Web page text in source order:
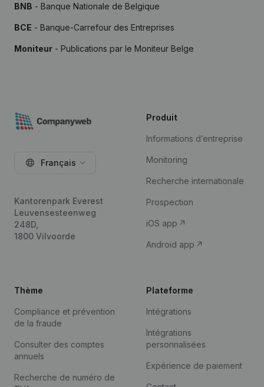
BNB - Banque Nationale de Belgique
BCE - Banque-Carrefour des Entreprises
Moniteur - Publications par le Moniteur Belge
Français
Kantorenpark Everest
Leuvensesteenweg
248D,
1800 Vilvoorde
Produit
Informations d’entreprise
Monitoring
Recherche internationale
Prospection
iOS app
Android app
Thème
Compliance et prévention
de la fraude
Consulter des comptes
annuels
Recherche de numéro de
Plateforme
Intégrations
Intégrations
personnalisées
Expérience de paiement